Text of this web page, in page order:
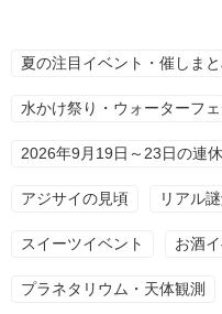
夏の注目イベント・催しま
水かけ祭り・ウォーターフェ
2026年9月19日～23日の連
アジサイの見頃 リアル
スイーツイベント お酒
プラネタリウム・天体観測